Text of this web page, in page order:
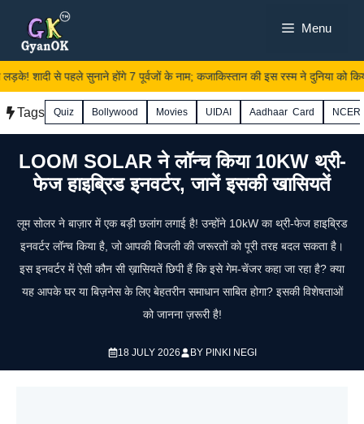
content
Menu
शादी से पहले सुनाने होंगे 7 पूर्वजों के नाम; कजाकिस्तान की इस रस्म ने दुनिया को किया
Tags Quiz Bollywood Movies UIDAI Aadhaar Card
LOOM SOLAR ने लॉन्च किया 10KW थ्री-
फेज हाइब्रिड इनवर्टर, जानें इसकी खासियतें
लूम सोलर ने बाज़ार में एक बड़ी छलांग लगाई है! उन्होंने 10kW का थ्री-फेज हाइब्रिड
इनवर्टर लॉन्च किया है, जो आपकी बिजली की जरूरतों को पूरी तरह बदल सकता है।
इस इनवर्टर में ऐसी कौन सी ख़ासियतें छिपी हैं कि इसे गेम-चेंजर कहा जा रहा है? क्या
यह आपके घर या बिज़नेस के लिए बेहतरीन समाधान साबित होगा? इसकी विशेषताओं
को जानना ज़रूरी है!
18 JULY 2026 BY PINKI NEGI